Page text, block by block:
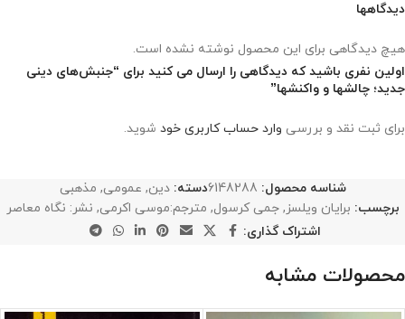
دیدگاهها
هیچ دیدگاهی برای این محصول نوشته نشده است.
اولین نفری باشید که دیدگاهی را ارسال می کنید برای “جنبش‌های دینی
جدید؛ چالشها و واکنشها”
برای ثبت نقد و بررسی وارد حساب کاربری خود شوید.
شناسه محصول: 6148288دسته: دین, عمومی, مذهبی
برچسب: برایان ویلسز, جمی کرسول, مترجم:موسی اکرمی, نشر: نگاه معاصر
اشتراک گذاری:
محصولات مشابه